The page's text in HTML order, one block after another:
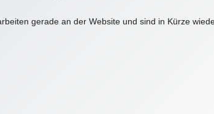
gerade an der Website und sind in Kürze